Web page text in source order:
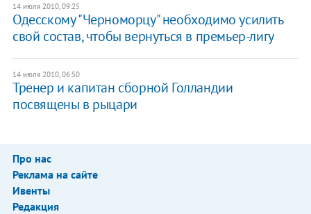
14 июля 2010, 09:25
Одесскому "Черноморцу" необходимо усилить
свой состав, чтобы вернуться в премьер-лигу
14 июля 2010, 06:50
Тренер и капитан сборной Голландии
посвящены в рыцари
Про нас
Реклама на сайте
Ивенты
Редакция